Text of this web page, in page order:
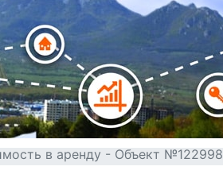
в аренду - Объект №122998